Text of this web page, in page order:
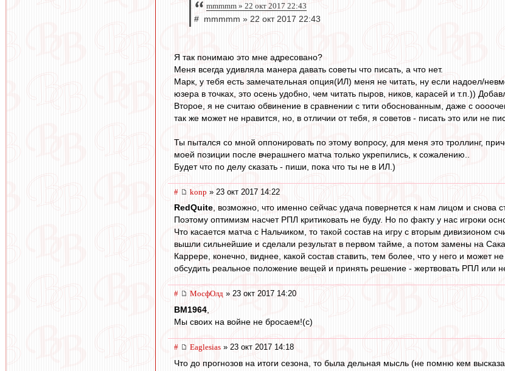
mmmmm » 22 окт 2017 22:43
# mmmmm » 22 окт 2017 22:43
Я так понимаю это мне адресовано?
Меня всегда удивляла манера давать советы что писать, а что нет.
Марк, у тебя есть замечательная опция(ИЛ) меня не читать, ну если надоел/
юзера в точках, это осень удобно, чем читать пыров, ников, карасей и т.п.))
Второе, я не считаю обвинение в сравнении с тити обоснованным, даже с
так же может не нравится, но, в отличии от тебя, я советов - писать это или не
Ты пытался со мной оппонировать по этому вопросу, для меня это троллинг,
моей позиции после вчерашнего матча только укрепились, к сожалению..
Будет что по делу сказать - пиши, пока что ты не в ИЛ.)
# konp » 23 окт 2017 14:22
RedQuite, возможно, что именно сейчас удача повернется к нам лицом и снова
Поэтому оптимизм насчет РПЛ критиковать не буду. Но по факту у нас игроки
Что касается матча с Нальчиком, то такой состав на игру с вторым
вышли сильнейшие и сделали результат в первом тайме, а потом замены на
Каррере, конечно, виднее, какой состав ставить, тем более, что у него и может
обсудить реальное положение вещей и принять решение - жертвовать РПЛ или
# МосфОлд » 23 окт 2017 14:20
BM1964
Мы своих на войне не бросаем!(с)
# Eaglesias » 23 окт 2017 14:18
Что до прогнозов на итоги сезона, то была дельная мысль (не помню кем